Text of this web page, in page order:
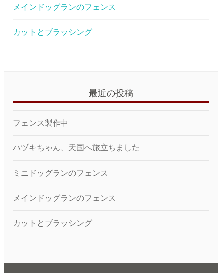
メインドッグランのフェンス
カットとブラッシング
最近の投稿
フェンス製作中
ハヅキちゃん、天国へ旅立ちました
ミニドッグランのフェンス
メインドッグランのフェンス
カットとブラッシング